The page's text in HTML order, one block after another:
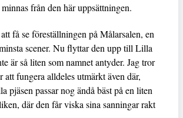
från den här uppsättningen.
få se föreställningen på Målarsalen, en
scener. Nu flyttar den upp till Lilla
är så liten som namnet antyder. Jag tror
att fungera alldeles utmärkt även där,
pjäsen passar nog ändå bäst på en liten
där den får viska sina sanningar rakt